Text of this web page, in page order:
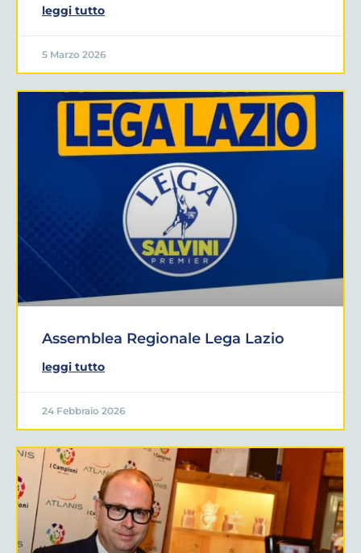
leggi tutto
5 Marzo 2026
Assemblea Regionale Lega Lazio
leggi tutto
24 Febbraio 2026